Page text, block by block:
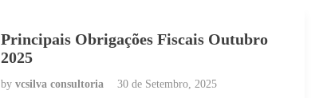
Principais Obrigações Fiscais Outubro
2025
by vcsilva consultoria 30 de Setembro, 2025